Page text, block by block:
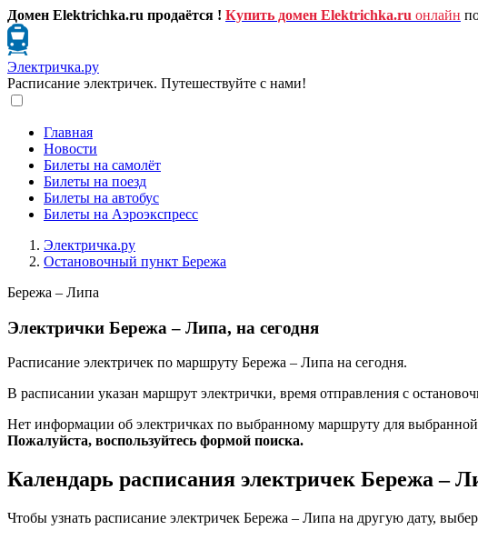
Домен Elektrichka.ru продаётся ! Купить домен Elektrichka.ru онлайн
Электричка.ру
Расписание электричек. Путешествуйте с нами!
Главная
Новости
Билеты на самолёт
Билеты на поезд
Билеты на автобус
Билеты на Аэроэкспресс
Электричка.ру
Остановочный пункт Бережа
Бережа – Липа
Электрички Бережа – Липа, на сегодня
Расписание электричек по маршруту Бережа – Липа на сегодня.
В расписании указан маршрут электрички, время отправления с
Нет информации об электричках по выбранному маршруту для
Пожалуйста, воспользуйтесь формой поиска.
Календарь расписания электричек Бережа –
Чтобы узнать расписание электричек Бережа – Липа на другую дату,